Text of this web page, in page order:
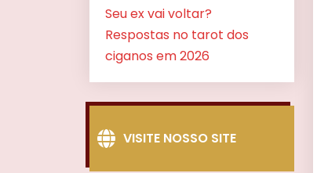
Seu ex vai voltar?
Respostas no tarot dos
ciganos em 2026
VISITE NOSSO SITE